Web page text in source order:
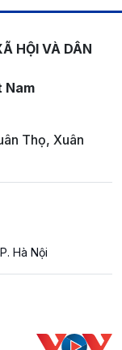
HỘI VÀ DÂN
Nam
Thọ, Xuân
Hà Nội